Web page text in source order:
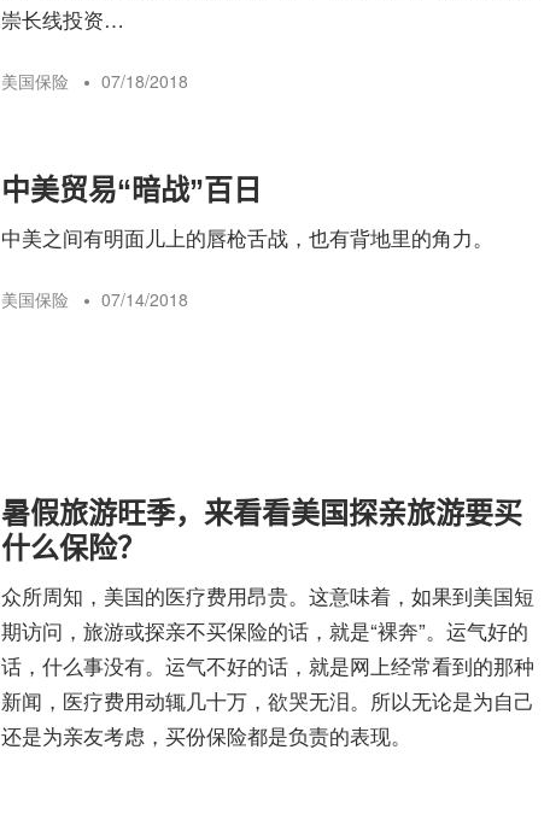
崇长线投资…
美国保险 07/18/2018
中美贸易“暗战”百日
中美之间有明面儿上的唇枪舌战，也有背地里的角力。
美国保险 07/14/2018
暑假旅游旺季，来看看美国探亲旅游要买
什么保险？
众所周知，美国的医疗费用昂贵。这意味着，如果到美国短
期访问，旅游或探亲不买保险的话，就是“裸奔”。运气好的
话，什么事没有。运气不好的话，就是网上经常看到的那种
新闻，医疗费用动辄几十万，欲哭无泪。所以无论是为自己
还是为亲友考虑，买份保险都是负责的表现。